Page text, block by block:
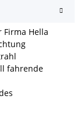
Firma Hella
fahrende